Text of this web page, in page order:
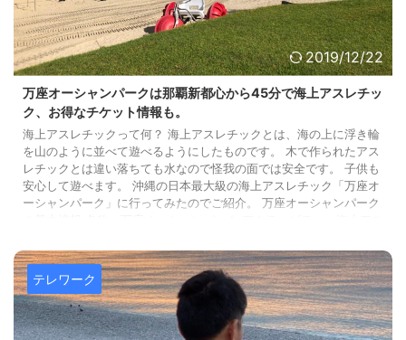
2019/12/22
万座オーシャンパークは那覇新都心から45分で海上アスレチッ
ク、お得なチケット情報も。
海上アスレチックって何？ 海上アスレチックとは、海の上に浮き輪
を山のように並べて遊べるようにしたものです。 木で作られたアス
レチックとは違い落ちても水なので怪我の面では安全です。 子供も
安心して遊べます。 沖縄の日本最大級の海上アスレチック「万座オ
ーシャンパーク」に行ってみたのでご紹介。 万座オーシャンパーク
物（浮き輪みたいなもの）で作られたアスレチックで遊べます。 価
格：1日、大 ...
テレワーク